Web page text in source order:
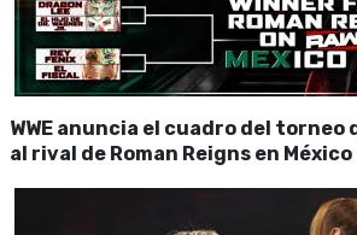
WWE anuncia el cuadro del
al rival de Roman Reigns en México